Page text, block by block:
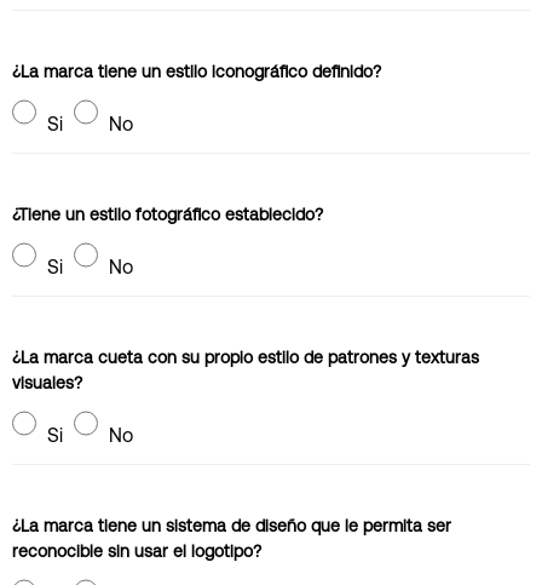
¿La marca tiene un estilo iconográfico definido?
Si No
¿Tiene un estilo fotográfico establecido?
Si No
¿La marca cueta con su propio estilo de patrones y texturas
visuales?
Si No
¿La marca tiene un sistema de diseño que le permita ser
reconocible sin usar el logotipo?